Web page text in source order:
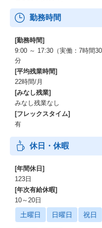
勤務時間
[勤務時間]
9:00 ～ 17:30（実働：7時間
分
[平均残業時間]
22時間/月
[みなし残業]
みなし残業なし
[フレックスタイム]
有
休日・休暇
[年間休日]
123日
[年次有給休暇]
10～20日
土曜日 日曜日 祝日